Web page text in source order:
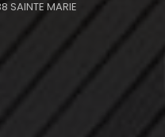
MARIE